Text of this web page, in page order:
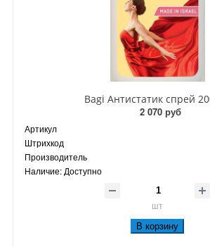
Bagi Антистатик спрей
2 070 руб
Артикул
Штрихкод
Производитель
Наличие: Доступно
шт
В корзину